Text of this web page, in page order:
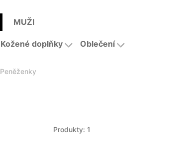
Kožené doplňky Oblečení
MUŽI
Peněženky
Produkty: 1